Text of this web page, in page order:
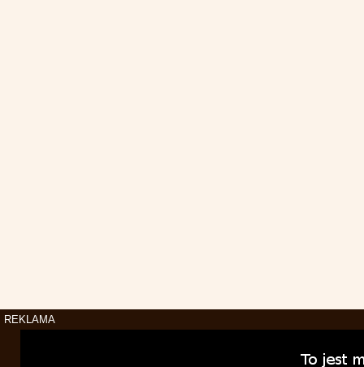
REKLAMA